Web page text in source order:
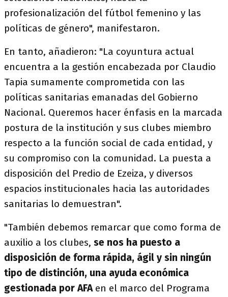
profesionalización del fútbol femenino y las
políticas de género", manifestaron.
En tanto, añadieron: "La coyuntura actual
encuentra a la gestión encabezada por Claudio
Tapia sumamente comprometida con las
políticas sanitarias emanadas del Gobierno
Nacional. Queremos hacer énfasis en la marcada
postura de la institución y sus clubes miembro
respecto a la función social de cada entidad, y
su compromiso con la comunidad. La puesta a
disposición del Predio de Ezeiza, y diversos
espacios institucionales hacia las autoridades
sanitarias lo demuestran".
"También debemos remarcar que como forma de
auxilio a los clubes, se nos ha puesto a
disposición de forma rápida, ágil y sin ningún
tipo de distinción, una ayuda económica
gestionada por AFA en el marco del Programa